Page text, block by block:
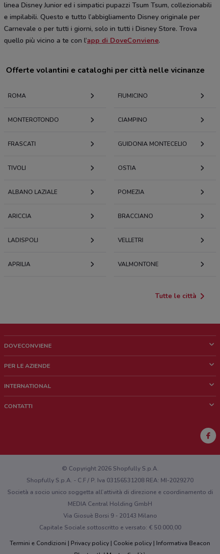
linea Disney Junior ed i simpatici pupazzi Tsum Tsum, collezionabili
e impilabili. Questo e tutto l’abbigliamento Disney originale per
Carnevale o per tutti i giorni, solo in tutti i Disney Store. Trova
quello più vicino a te con l’app di DoveConviene.
Offerte volantini e cataloghi per città nelle vicinanze
ROMA FIUMICINO
MONTEROTONDO CIAMPINO
FRASCATI GUIDONIA MONTECELIO
TIVOLI OSTIA
ALBANO LAZIALE POMEZIA
ARICCIA BRACCIANO
LADISPOLI VELLETRI
APRILIA VALMONTONE
Tutte le città
DOVECONVIENE
Chi siamo
Lavora con noi
PER LE AZIENDE
Richieste commerciali e marketing
INTERNATIONAL
CONTATTI
Hai un malfunzionamento sul web o sull'app?
© Copyright 2026 Shopfully S.p.A.
Shopfully S.p.A. - C.F / P. Iva 03156531208 REA: MI-2029270
Società a socio unico soggetta all’attività di direzione e coordinamento di
MEDIA Central Holding GmbH
Via Giosuè Borsi 9 - 20143 Milano
Capitale Sociale sottoscritto e versato: € 50.000,00
Termini e Condizioni
Privacy policy Cookie policy
Informativa Beacon